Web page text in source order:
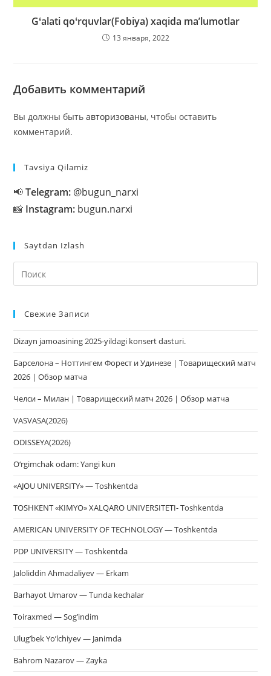
Gʻalati qoʻrquvlar(Fobiya) xaqida maʼlumotlar
13 января, 2022
Добавить комментарий
Вы должны бытьавторизованы, чтобы оставить
комментарий.
Tavsiya Qilamiz
📢Telegram: @bugun_narxi
📸 Instagram: bugun.narxi
Saytdan Izlash
Свежие Записи
Dizayn jamoasining 2025-yildagi konsert dasturi.
Барселона – Ноттингем Форест и Удинезе | Товарищеский матч
2026 | Обзор матча
Челси – Милан | Товарищеский матч 2026 | Обзор матча
VASVASA(2026)
ODISSEYA(2026)
O‘rgimchak odam: Yangi kun
«AJOU UNIVERSITY» — Toshkentda
TOSHKENT «KIMYO» XALQARO UNIVERSITETI- Toshkentda
AMERICAN UNIVERSITY OF TECHNOLOGY — Toshkentda
PDP UNIVERSITY — Toshkentda
Jaloliddin Ahmadaliyev — Erkam
Barhayot Umarov — Tunda kechalar
Toiraxmed — Sog’indim
Ulug’bek Yo’lchiyev — Janimda
Bahrom Nazarov — Zayka